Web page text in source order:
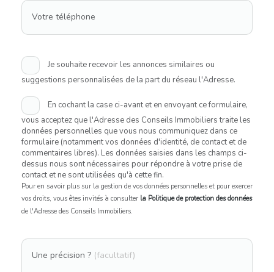
Votre téléphone
Je souhaite recevoir les annonces similaires ou
suggestions personnalisées de la part du réseau l'Adresse.
En cochant la case ci-avant et en envoyant ce formulaire,
vous acceptez que l'Adresse des Conseils Immobiliers traite les
données personnelles que vous nous communiquez dans ce
formulaire (notamment vos données d'identité, de contact et de
commentaires libres). Les données saisies dans les champs ci-
dessus nous sont nécessaires pour répondre à votre prise de
contact et ne sont utilisées qu'à cette fin.
Pour en savoir plus sur la gestion de vos données personnelles et pour exercer
vos droits, vous êtes invités à consulter la Politique de protection des données
de l'Adresse des Conseils Immobiliers.
Une précision ? (facultatif)